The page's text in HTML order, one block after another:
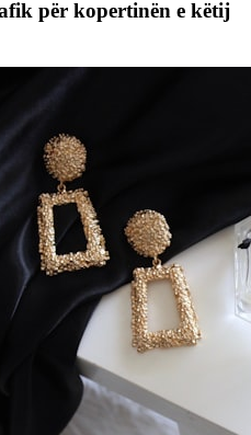
për kopertinën e këtij